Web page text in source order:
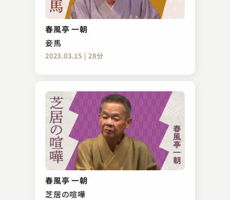
春風亭 一朝
妾馬
2023.03.15 | 28分
春風亭 一朝
芝居の喧嘩
柳家 一琴
ぞろぞろ
2023.04.01 | 10分
金原亭 駒三
六尺棒
2023.09.13 | 14分